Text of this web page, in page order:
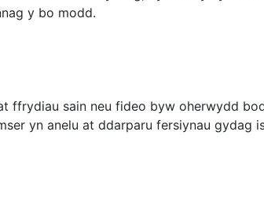
y bo modd.
ffrydiau sain neu fideo byw oherwydd
yn anelu at ddarparu fersiynau gydag